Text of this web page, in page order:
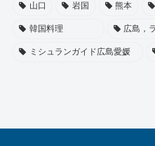
山口 岩国 熊本
韓国料理 広島，
ミシュランガイド広島愛媛